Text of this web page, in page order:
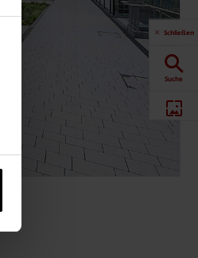
Schließen
Suche
Produkte
Downloads